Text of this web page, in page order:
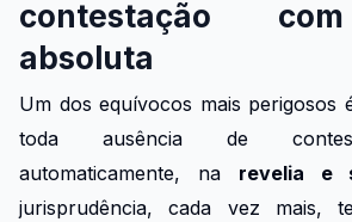
contestação
absoluta
Um dos equívocos mais perigosos
toda ausência de
automaticamente, na revelia e
jurisprudência, cada vez mais,